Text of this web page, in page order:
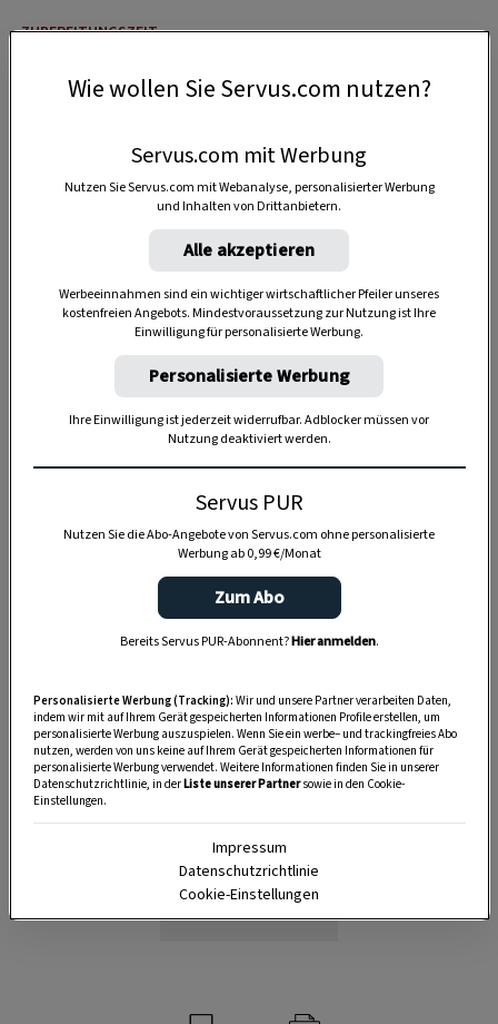
Anzeige
Wie wollen Sie Servus.com nutzen?
Servus.com mit Werbung
Nutzen Sie Servus.com mit Webanalyse, personalisierter Werbung
und Inhalten von Drittanbietern.
Alle akzeptieren
Werbeeinnahmen sind ein wichtiger wirtschaftlicher Pfeiler unseres
kostenfreien Angebots. Mindestvoraussetzung zur Nutzung ist Ihre
Einwilligung für personalisierte Werbung.
Personalisierte Werbung
Ihre Einwilligung ist jederzeit widerrufbar. Adblocker müssen vor
Nutzung deaktiviert werden.
Servus PUR
Nutzen Sie die Abo-Angebote von Servus.com ohne personalisierte
Werbung ab 0,99 €/Monat
Zum Abo
Bereits Servus PUR-Abonnent?Hier anmelden.
Personalisierte Werbung (Tracking): Wir und unsere Partner verarbeiten Daten,
indem wir mit auf Ihrem Gerät gespeicherten Informationen Profile erstellen, um
personalisierte Werbung auszuspielen. Wenn Sie ein werbe– und trackingfreies Abo
nutzen, werden von uns keine auf Ihrem Gerät gespeicherten Informationen für
personalisierte Werbung verwendet. Weitere Informationen finden Sie in unserer
Datenschutzrichtlinie, in derListe unserer Partnersowie in den Cookie-
Einstellungen.
Impressum
Datenschutzrichtlinie
Cookie-Einstellungen